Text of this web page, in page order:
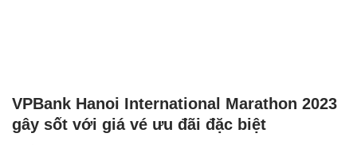
VPBank Hanoi International Marathon 2023
gây sốt với giá vé ưu đãi đặc biệt